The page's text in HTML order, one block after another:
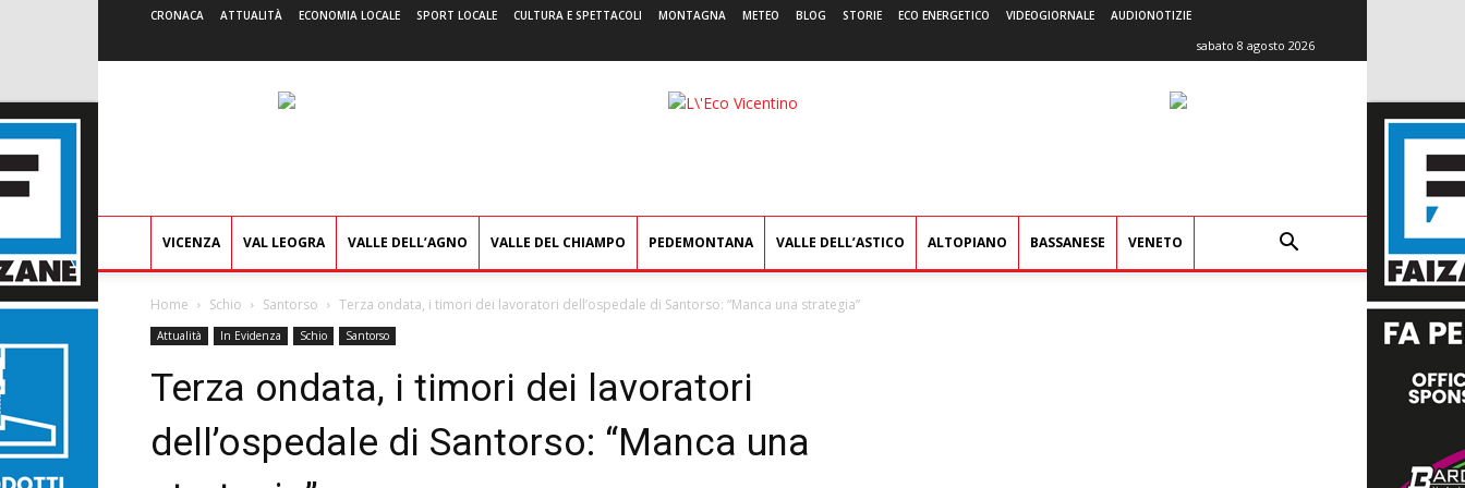
CRONACA ATTUALITÀ ECONOMIA LOCALE SPORT LOCALE CULTURA E SPETTACOLI MONTAGNA METEO BLOG STORIE ECO ENERGETICO VIDEOGIORNALE AUDIONOTIZIE
sabato 8 agosto 2026
L'Eco
VICENZA VAL LEOGRA VALLE DELL’AGNO VALLE DEL CHIAMPO PEDEMONTANA VALLE DELL’ASTICO ALTOPIANO BASSANESE VENETO
Home Schio Santorso Terza ondata, i timori dei lavoratori dell’ospedale di Santorso: “Manca una strategia”
Attualità In Evidenza Schio Santorso
Terza ondata, i timori dei lavoratori
dell’ospedale di Santorso: “Manca una